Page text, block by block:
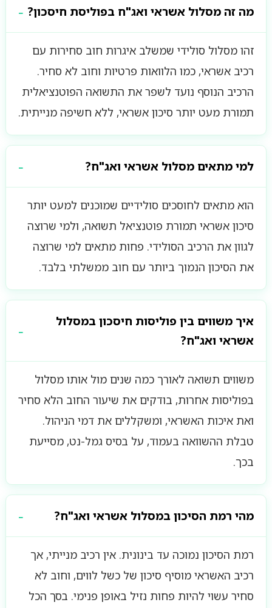
מה זה מסלול אשראי ואג"ח בפוליסת חיסכון?
זהו מסלול סולידי שמשלב איגרות חוב סחירות עם
רכיב אשראי, כמו הלוואות פרטיות וחוב לא סחיר.
הרכיב הנוסף נועד לשפר את התשואה הפוטנציאלית
תמורת מעט יותר סיכון אשראי, ללא חשיפה מנייתית.
למי מתאים מסלול אשראי ואג"ח?
הוא מתאים לחוסכים סולידיים שמוכנים למעט יותר
סיכון אשראי תמורת פוטנציאל תשואה, ולמי שרוצה
לגוון את הרכיב הסולידי. פחות מתאים למי שרוצה
את הסיכון הנמוך ביותר עם חוב ממשלתי בלבד.
איך משווים בין פוליסות חיסכון במסלול
אשראי ואג"ח?
משווים תשואה לאורך כמה שנים מול אותו מסלול
בפוליסות אחרות, בודקים את שיעור החוב הלא סחיר
ואת איכות האשראי, ומשקללים את דמי הניהול.
טבלת ההשוואה בעמוד, על בסיס גמל-נט, מסייעת
בכך.
מהי רמת הסיכון במסלול אשראי ואג"ח?
רמת הסיכון נמוכה עד בינונית. אין רכיב מנייתי, אך
רכיב האשראי מוסיף סיכון של כשל לווים, וחוב לא
סחיר עשוי להיות פחות נזיל באופן פנימי. בסך הכל